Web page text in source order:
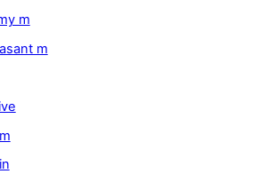
m
m